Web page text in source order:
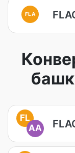
FLA
FL
AA